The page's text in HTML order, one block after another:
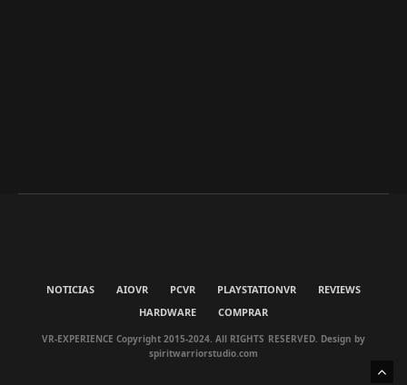
NOTICIAS AIOVR PCVR PLAYSTATIONVR
REVIEWS
HARDWARE
COMPRAR
VR-EXPERIENCE Copyright 2015-2024. All RIGHTS RESERVED. Design by
spiritwarriorstudio.com